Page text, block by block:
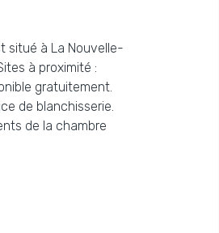
situé à La Nouvelle-
à proximité :
gratuitement.
de blanchisserie.
de la chambre